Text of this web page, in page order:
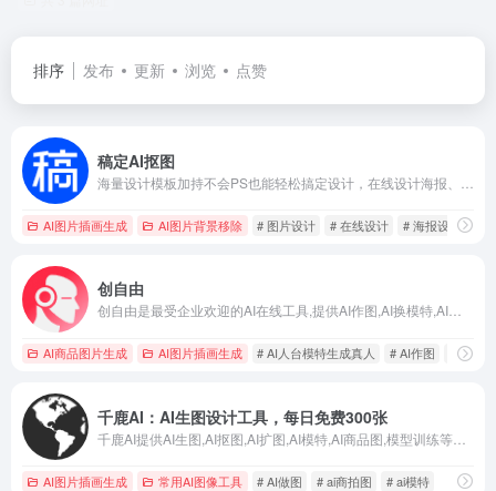
排序 发布 更新 浏览 点赞
稿定AI抠图
AI图片插画生成 AI图片背景移除 # 图片设计 # 在线设计 # 海报设计
创自由
AI商品图片生成 AI图片插画生成 # AI人台模特生成真人 # AI作图 # AI换模
千鹿AI：AI生图设计工具，每日免费300张
AI图片插画生成 常用AI图像工具 # AI做图 # ai商拍图 # ai模特